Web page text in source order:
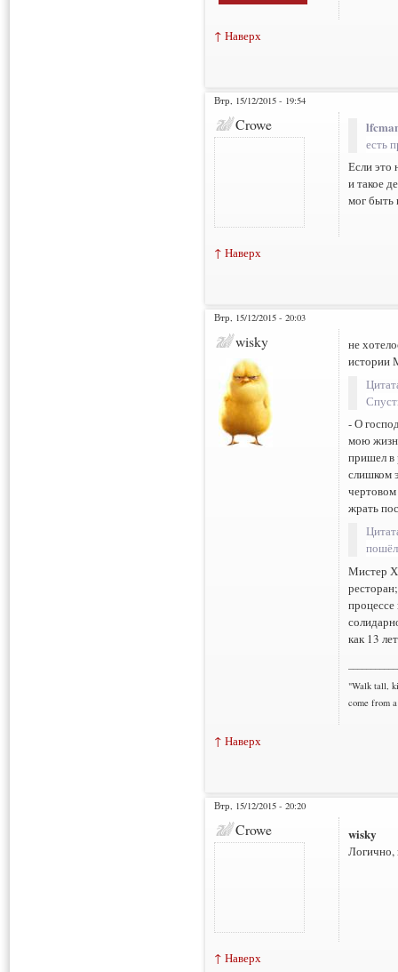
↑ Наверх
Втр, 15/12/2015 - 19:54
Crowe
есть
Если это
и такое
мог быть
↑ Наверх
Втр, 15/12/2015 - 20:03
wisky
не
истории
- О
мою
пришел в
слишком
жрать
Мистер
процессе
как 13
"Walk tall,
come from
↑ Наверх
Втр, 15/12/2015 - 20:20
Crowe wisky
Логично,
↑ Наверх